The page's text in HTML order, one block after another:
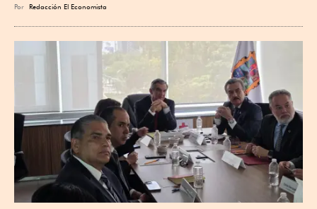
Por Redacción El Economista